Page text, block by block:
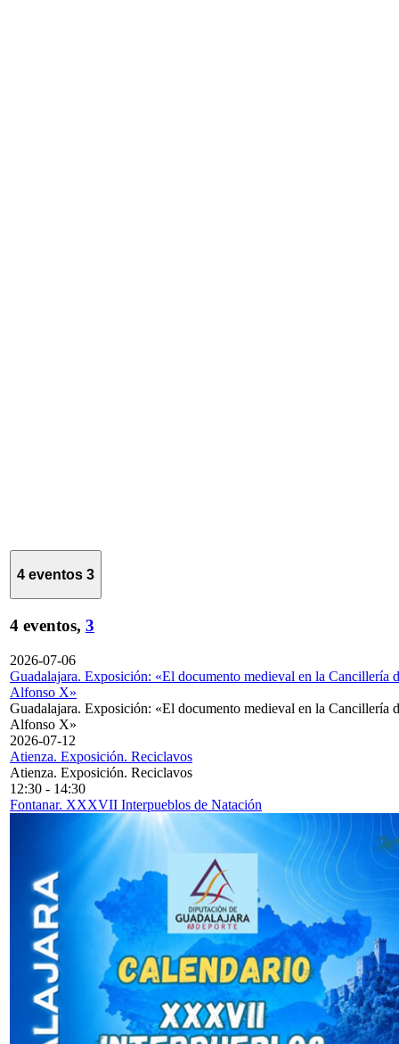
4 eventos 3
4 eventos, 3
2026-07-06
Guadalajara. Exposición: «El documento medieval en la Cancillería
Alfonso X»
Guadalajara. Exposición: «El documento medieval en la Cancillería
Alfonso X»
2026-07-12
Atienza. Exposición. Reciclavos
Atienza. Exposición. Reciclavos
12:30 - 14:30
Fontanar. XXXVII Interpueblos de Natación